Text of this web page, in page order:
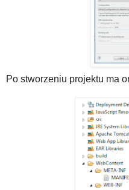
Po stworzeniu projektu ma